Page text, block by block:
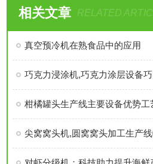
相关文章 RELATED
真空预冷机在熟食品中的应用
柑橘罐头生产线主要设备优势工